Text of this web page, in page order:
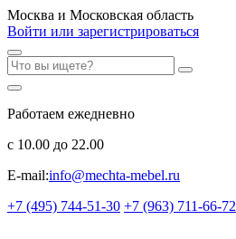
Москва и Московская область
Войти или зарегистрироваться
Работаем ежедневно
с 10.00 до 22.00
E-mail:info@mechta-mebel.ru
+7 (495) 744-51-30 +7 (963) 711-66-72